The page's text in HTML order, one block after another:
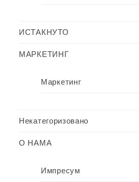
ИСТАКНУТО
МАРКЕТИНГ
Маркетинг
Некатегоризовано
О НАМА
Импресум